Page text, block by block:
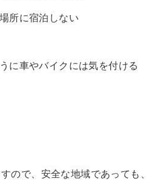
所に宿泊しない
に車やバイクには気を付ける
ので、安全な地域であっても、